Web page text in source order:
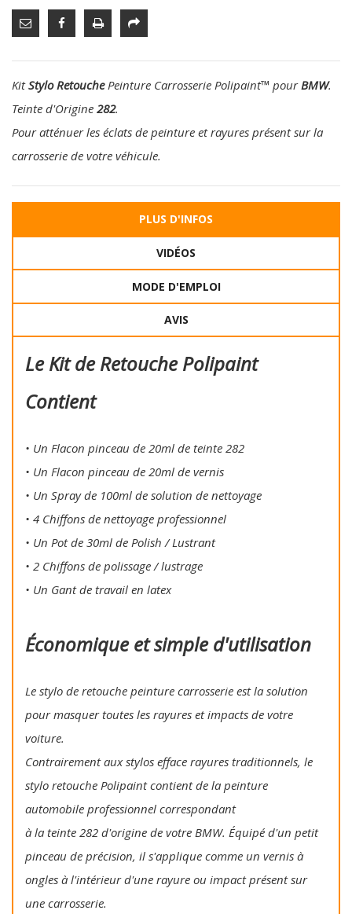
KitStylo RetouchePeinture Carrosserie Polipaint™ pourBMW.
Teinte d'Origine 282.
Pour atténuer les éclats de peinture et rayures présent sur la
carrosserie de votre véhicule.
PLUS D'INFOS
VIDÉOS
MODE D'EMPLOI
AVIS
Le Kit de Retouche Polipaint
Contient
• Un Flacon pinceau de 20ml de teinte 282
• Un Flacon pinceau de 20ml de vernis
• Un Spray de 100ml de solution de nettoyage
• 4 Chiffons de nettoyage professionnel
• Un Pot de 30ml de Polish / Lustrant
• 2 Chiffons de polissage / lustrage
• Un Gant de travail en latex
Économique et simple d'utilisation
Le stylo de retouche peinture carrosserie est la solution
pour masquer toutes les rayures et impacts de votre
voiture.
Contrairement aux stylos efface rayures traditionnels, le
stylo retouche Polipaint contient de la peinture
automobile professionnel correspondant
à la teinte 282 d'origine de votre BMW. Équipé d'un petit
pinceau de précision, il s'applique comme un vernis à
ongles à l'intérieur d'une rayure ou impact présent sur
une carrosserie.